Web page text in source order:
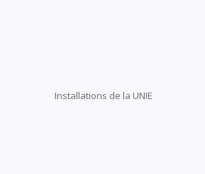
Installations de la UNIE